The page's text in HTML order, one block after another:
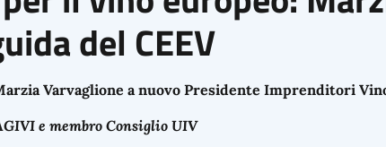
del CEEV
Varvaglione a nuovo Presidente Imprenditori
e membro Consiglio UIV